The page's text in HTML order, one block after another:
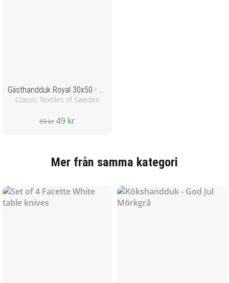
Gästhandduk Royal 30x50 - mörkgrå
Classic Textiles of Sweden
69 kr 49 kr
Mer från samma kategori